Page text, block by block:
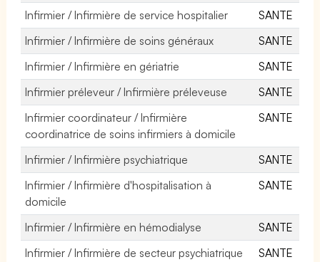
Infirmier / Infirmière de service hospitalier
SANTE
Infirmier / Infirmière de soins généraux
SANTE
Infirmier / Infirmière en gériatrie
SANTE
Infirmier préleveur / Infirmière préleveuse
SANTE
Infirmier coordinateur / Infirmière
coordinatrice de soins infirmiers à domicile
SANTE
Infirmier / Infirmière psychiatrique
SANTE
Infirmier / Infirmière d'hospitalisation à
domicile
SANTE
Infirmier / Infirmière en hémodialyse
SANTE
Infirmier / Infirmière de secteur psychiatrique
SANTE